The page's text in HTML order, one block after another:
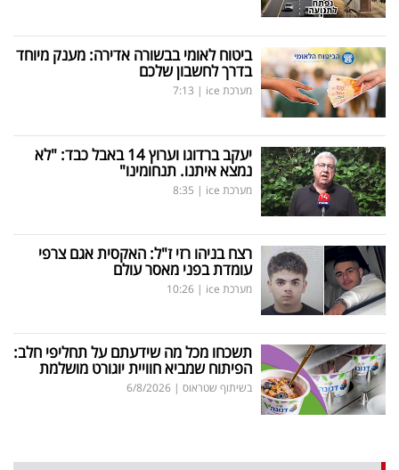
ביטוח לאומי בבשורה אדירה: מענק מיוחד
בדרך לחשבון שלכם
מערכת ice |
7:13
יעקב ברדוגו וערוץ 14 באבל כבד: "לא
נמצא איתנו. תנחומינו"
מערכת ice |
8:35
רצח בניהו רזי ז"ל: האקסית אגם צרפי
עומדת בפני מאסר עולם
מערכת ice |
10:26
תשכחו מכל מה שידעתם על תחליפי חלב:
הפיתוח שמביא חוויית יוגורט מושלמת
בשיתוף שטראוס |
6/8/2026